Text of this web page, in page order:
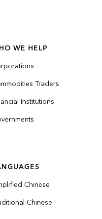
WE HELP
Traders
Institutions
Chinese
Chinese